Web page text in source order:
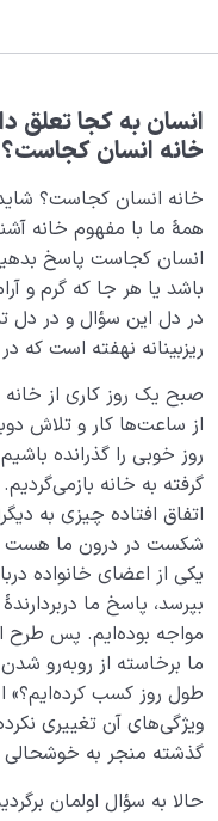
هدف خلقت و جایگاه
هدف از آفرینش جهان
جایگاهی داریم؟
چرا به دنیا آمدم؟ |
مراحل زندگی انسان|
موفق نمی‌شویم
چرخه زندگی انسان و
رفت؟
ما قبل از تولد کجا
بررسی مفهوم قوس
انسان در جهان هستی
نقش الگو در حیات انسان
نسبت دنیا به آخرت
سنّت‌های الهی
مرگ یا تولد؟
انسان به کجاتعلق
خانه انسان کجاست؟
خانه انسان کجاست؟
همۀ ما با مفهوم خانه
انسان کجاست پاسخ
باشد یا هر جا که گرم و
در دل این سؤال و در
ریزبینانه نهفته است که
صبح یک روز کاری از
از ساعت‌ها کار و تلاش
روز خوبی را گذرانده
گرفته به خانه
اتفاق افتاده چیزی به
شکست در درون ما هست و
یکی از اعضای خانواده
بپرسد، پاسخ ما
مواجه بوده‌ایم. پس طرح
ما برخاسته از روبه‌رو
طول روز کسب کرده‌ایم؟»
ویژگی‌های آن تغییری
گذشته منجر به
حالا به سؤال اولمان